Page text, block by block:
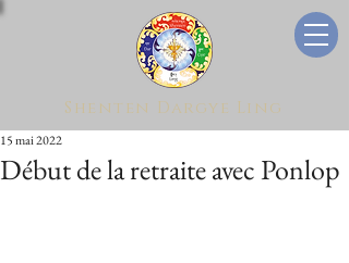
Shenten Dargye Ling
Début de la retraite avec Ponlop
15 mai 2022